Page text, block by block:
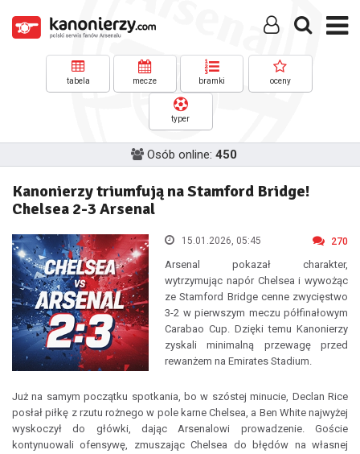
tabela mecze bramki oceny
typer
Osób online: 450
Kanonierzy triumfują na Stamford Bridge!
Chelsea 2-3 Arsenal
15.01.2026, 05:45 270
Arsenal pokazał charakter,
wytrzymując napór Chelsea i wywożąc
ze Stamford Bridge cenne zwycięstwo
3-2 w pierwszym meczu półfinałowym
Carabao Cup. Dzięki temu Kanonierzy
zyskali minimalną przewagę przed
rewanżem na Emirates Stadium.
Już na samym początku spotkania, bo w szóstej minucie, Declan Rice
posłał piłkę z rzutu rożnego w pole karne Chelsea, a Ben White najwyżej
wyskoczył do główki, dając Arsenalowi prowadzenie. Goście
kontynuowali ofensywę, zmuszając Chelsea do błędów na własnej